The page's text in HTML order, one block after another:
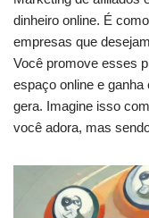
dinheiro online. É
empresas que
Você promove esses
espaço online e
gera. Imagine isso
você adora, mas